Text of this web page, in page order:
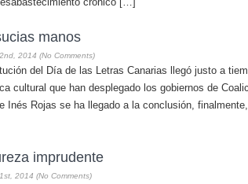
manos
2014 (No Comments)
del Día de las Letras Canarias llegó justo a
cultural que han desplegado los gobiernos de
Inés Rojas se ha llegado a la conclusión,
imprudente
2014 (No Comments)